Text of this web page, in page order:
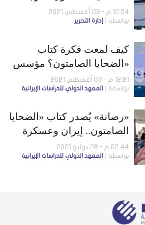
للهيئات والمنظمات المعنية
بحقوق الإنسان في ملف تجنيد
12:24 م - 03 أغسطس 2021
بواسطة إدارة التحرير
كيف لمعت فكرة كتاب
«الضحايا الصامتون؟ مؤسس
ورئيس «رصانة» يكشف
12:21 م - 03 أغسطس 2021
بواسطة المعهد الدولي للدراسات الإيرانية
«رصانة» يُصدر كتاب «الضحايا
الصامتون.. إيران وعسكرة
الأطفال في الشرق الأوسط»
02:44 م - 28 يوليو 2021
بواسطة المعهد الدولي للدراسات الإيرانية